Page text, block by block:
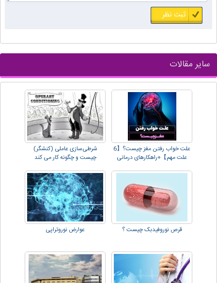
سایر مقالات
علت خواب رفتن مغز چیست؟【6
علت مهم】+راهکارهای درمانی
شرطی‌سازی عاملی (کنشگر)
چیست و چگونه کار می کند
قرص نوروفیدبک چیست ؟ عوارض نوروتراپی